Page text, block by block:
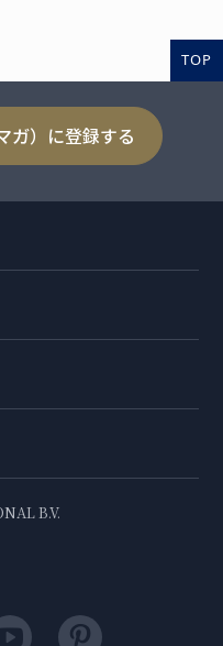
TOP
ガ）に登録する
B.V.